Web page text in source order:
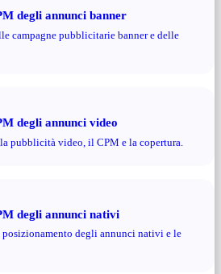
degli annunci banner
campagne pubblicitarie banner e delle
degli annunci video
pubblicità video, il CPM e la copertura.
degli annunci nativi
degli annunci nativi e le